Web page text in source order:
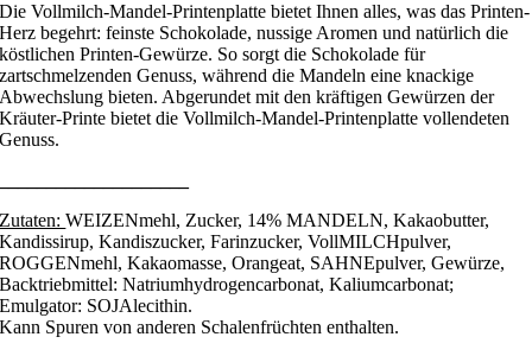
Die Vollmilch-Mandel-Printenplatte bietet Ihnen alles, was das Printen-
Herz begehrt: feinste Schokolade, nussige Aromen und natürlich die
köstlichen Printen-Gewürze. So sorgt die Schokolade für
zartschmelzenden Genuss, während die Mandeln eine knackige
Abwechslung bieten. Abgerundet mit den kräftigen Gewürzen der
Kräuter-Printe bietet die Vollmilch-Mandel-Printenplatte vollendeten
Genuss.
Zutaten:WEIZENmehl, Zucker, 14% MANDELN, Kakaobutter,
Kandissirup, Kandiszucker, Farinzucker, VollMILCHpulver,
ROGGENmehl, Kakaomasse, Orangeat, SAHNEpulver, Gewürze,
Backtriebmittel: Natriumhydrogencarbonat, Kaliumcarbonat;
Emulgator: SOJAlecithin.
Kann Spuren von anderen Schalenfrüchten enthalten.